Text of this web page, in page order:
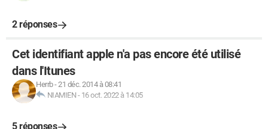
2 réponses
Cet identifiant apple n'a pas encore été utilisé
dans l'Itunes
Herrb-21 déc. 2014 à 08:41
NIAMIEN - 16 oct. 2022 à 14:05
5 réponses